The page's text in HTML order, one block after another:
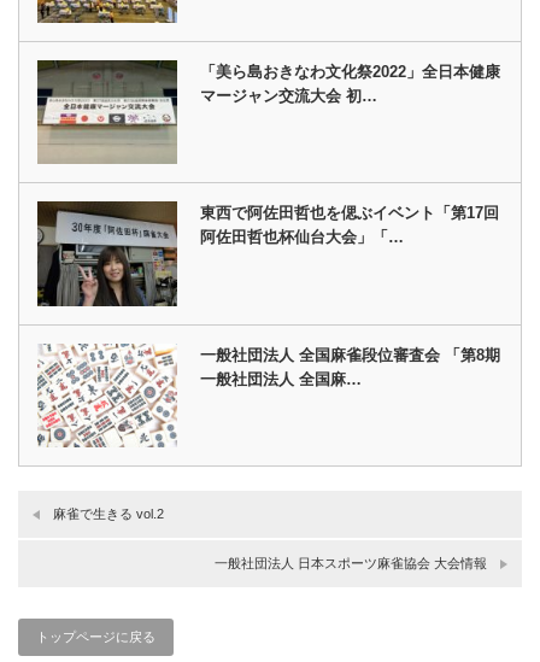
「美ら島おきなわ文化祭2022」全日本健康
マージャン交流大会 初…
東西で阿佐田哲也を偲ぶイベント「第17回
阿佐田哲也杯仙台大会」「…
一般社団法人 全国麻雀段位審査会 「第8期
一般社団法人 全国麻…
麻雀で生きる vol.2
一般社団法人 日本スポーツ麻雀協会 大会情報
トップページに戻る